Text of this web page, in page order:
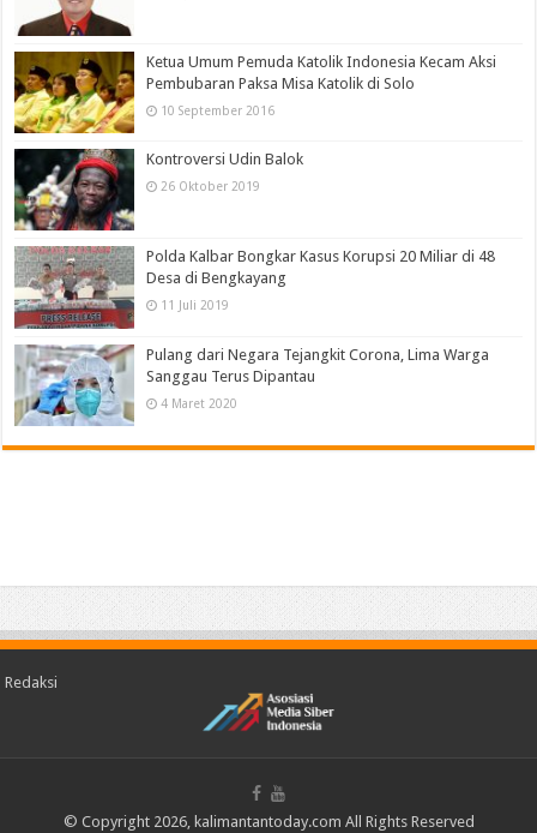
Ketua Umum Pemuda Katolik Indonesia Kecam Aksi
Pembubaran Paksa Misa Katolik di Solo
10 September 2016
Kontroversi Udin Balok
26 Oktober 2019
Polda Kalbar Bongkar Kasus Korupsi 20 Miliar di 48
Desa di Bengkayang
11 Juli 2019
Pulang dari Negara Tejangkit Corona, Lima Warga
Sanggau Terus Dipantau
4 Maret 2020
Redaksi
© Copyright 2026, kalimantantoday.com All Rights Reserved